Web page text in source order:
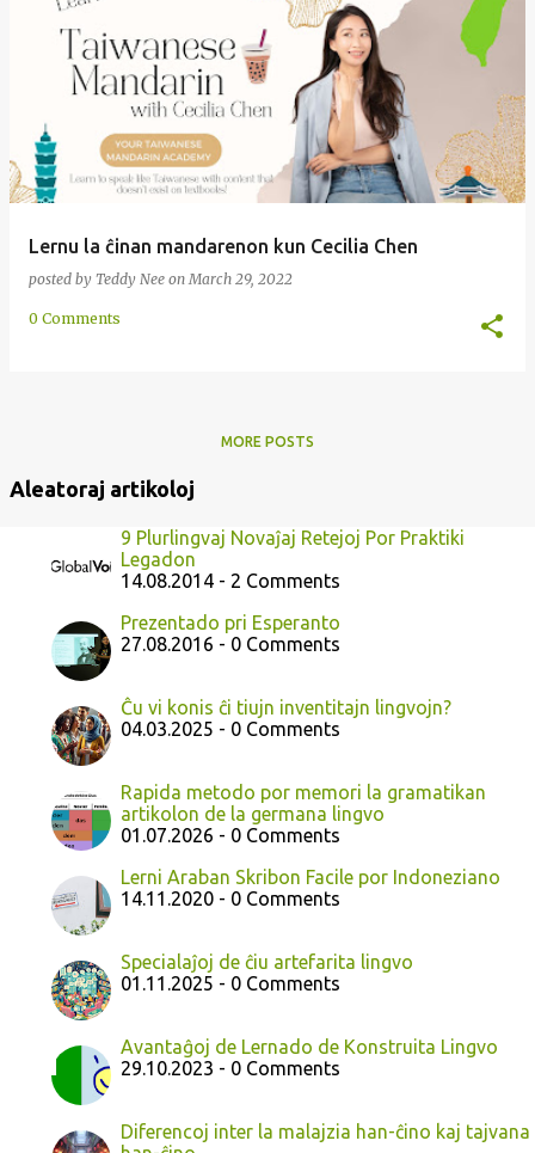
Lernu la ĉinan mandarenon kun Cecilia Chen
posted by Teddy Nee onMarch 29, 2022
0 Comments
MORE POSTS
Aleatoraj artikoloj
9 Plurlingvaj Novaĵaj Retejoj Por Praktiki
Legadon
14.08.2014 - 2 Comments
Prezentado pri Esperanto
27.08.2016 - 0 Comments
Ĉu vi konis ĉi tiujn inventitajn lingvojn?
04.03.2025 - 0 Comments
Rapida metodo por memori la gramatikan
artikolon de la germana lingvo
01.07.2026 - 0 Comments
Lerni Araban Skribon Facile por Indoneziano
14.11.2020 - 0 Comments
Specialaĵoj de ĉiu artefarita lingvo
01.11.2025 - 0 Comments
Avantaĝoj de Lernado de Konstruita Lingvo
29.10.2023 - 0 Comments
Diferencoj inter la malajzia han-ĉino kaj tajvana